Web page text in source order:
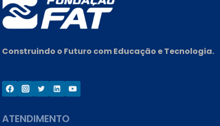
Construindo o Futuro com Educação e Tecnologia.
ATENDIMENTO